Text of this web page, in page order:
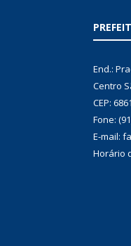
End.:
Centro
CEP:
Fone:
E-mail:
Horário